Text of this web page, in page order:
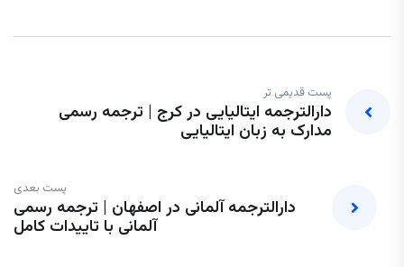
پست قدیمی تر
دارالترجمه ایتالیایی در کرج | ترجمه رسمی
مدارک به زبان ایتالیایی
پست بعدی
دارالترجمه آلمانی در اصفهان | ترجمه رسمی
آلمانی با تاییدات کامل